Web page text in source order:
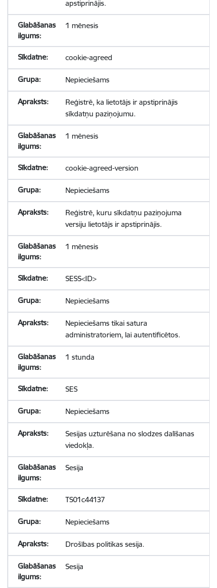
apstiprinājis.
1 mēnesis
cookie-agreed
Nepieciešams
Reģistrē, ka lietotājs ir apstiprinājis
sīkdatņu paziņojumu.
1 mēnesis
cookie-agreed-version
Nepieciešams
Reģistrē, kuru sīkdatņu paziņojuma
versiju lietotājs ir apstiprinājis.
1 mēnesis
SESS<ID>
Nepieciešams
Nepieciešams tikai satura
administratoriem, lai autentificētos.
1 stunda
SES
Nepieciešams
Sesijas uzturēšana no slodzes dalīšanas
viedokļa.
Sesija
TS01c44137
Nepieciešams
Drošības politikas sesija.
Sesija